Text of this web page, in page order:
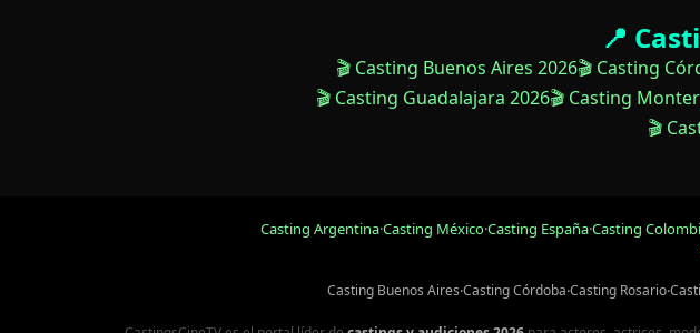
📍
🎬 Casting Buenos Aires 2026🎬 Casting
🎬 Casting Guadalajara 2026🎬 Casting
🎬
Casting Argentina·Casting México·Casting España·Casting
Casting Buenos Aires·Casting Córdoba·Casting Rosario·